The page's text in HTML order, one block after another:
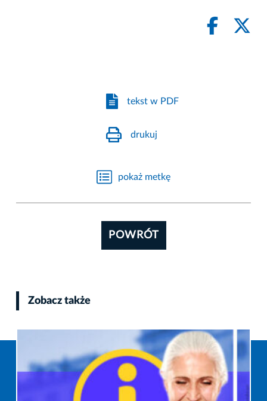
tekst w PDF
drukuj
pokaż metkę
POWRÓT
Zobacz także